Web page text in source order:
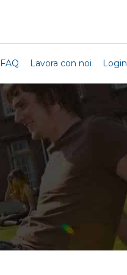
FAQ Lavora con noi Login